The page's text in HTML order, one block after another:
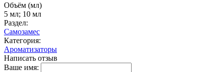
Объём (мл)
5 мл; 10 мл
Раздел:
Самозамес
Категория:
Ароматизаторы
Написать отзыв
Ваше имя: